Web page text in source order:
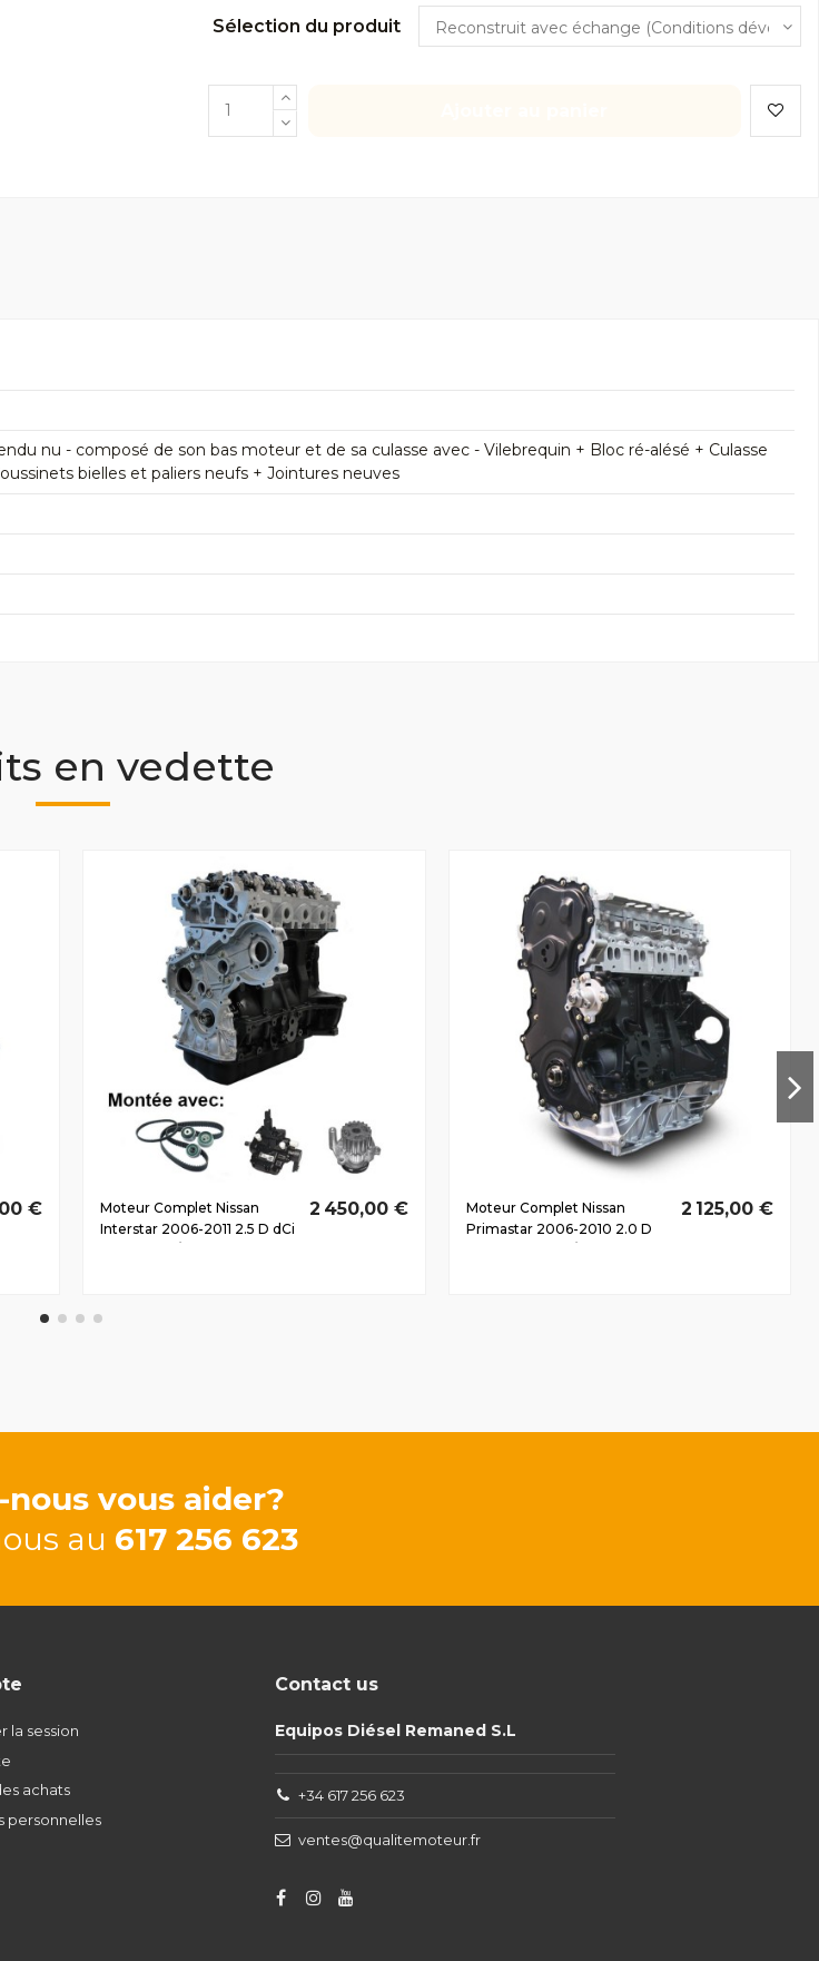
Sélection du produit
nu - composé de son bas moteur et de sa culasse avec - Vilebrequin + Bloc ré-alésé + Culasse
bielles et paliers neufs + Jointures neuves
en vedette
€
Moteur Complet Nissan
Interstar 2006-2011 2.5 D dCi
2 450,00 €
Moteur Complet Nissan
Primastar 2006-2010 2.0 D
2 125,00 €
nous vous aider?
au 617 256 623
la session
achats
personnelles
Contact us
Equipos Diésel Remaned S.L
+34 617 256 623
ventes@qualitemoteur.fr